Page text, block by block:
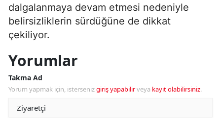
dalgalanmaya devam etmesi nedeniyle
belirsizliklerin sürdüğüne de dikkat
çekiliyor.
Yorumlar
Takma Ad
Yorum yapmak için, istersenizgiriş yapabilirveya kayıt olabilirsiniz.